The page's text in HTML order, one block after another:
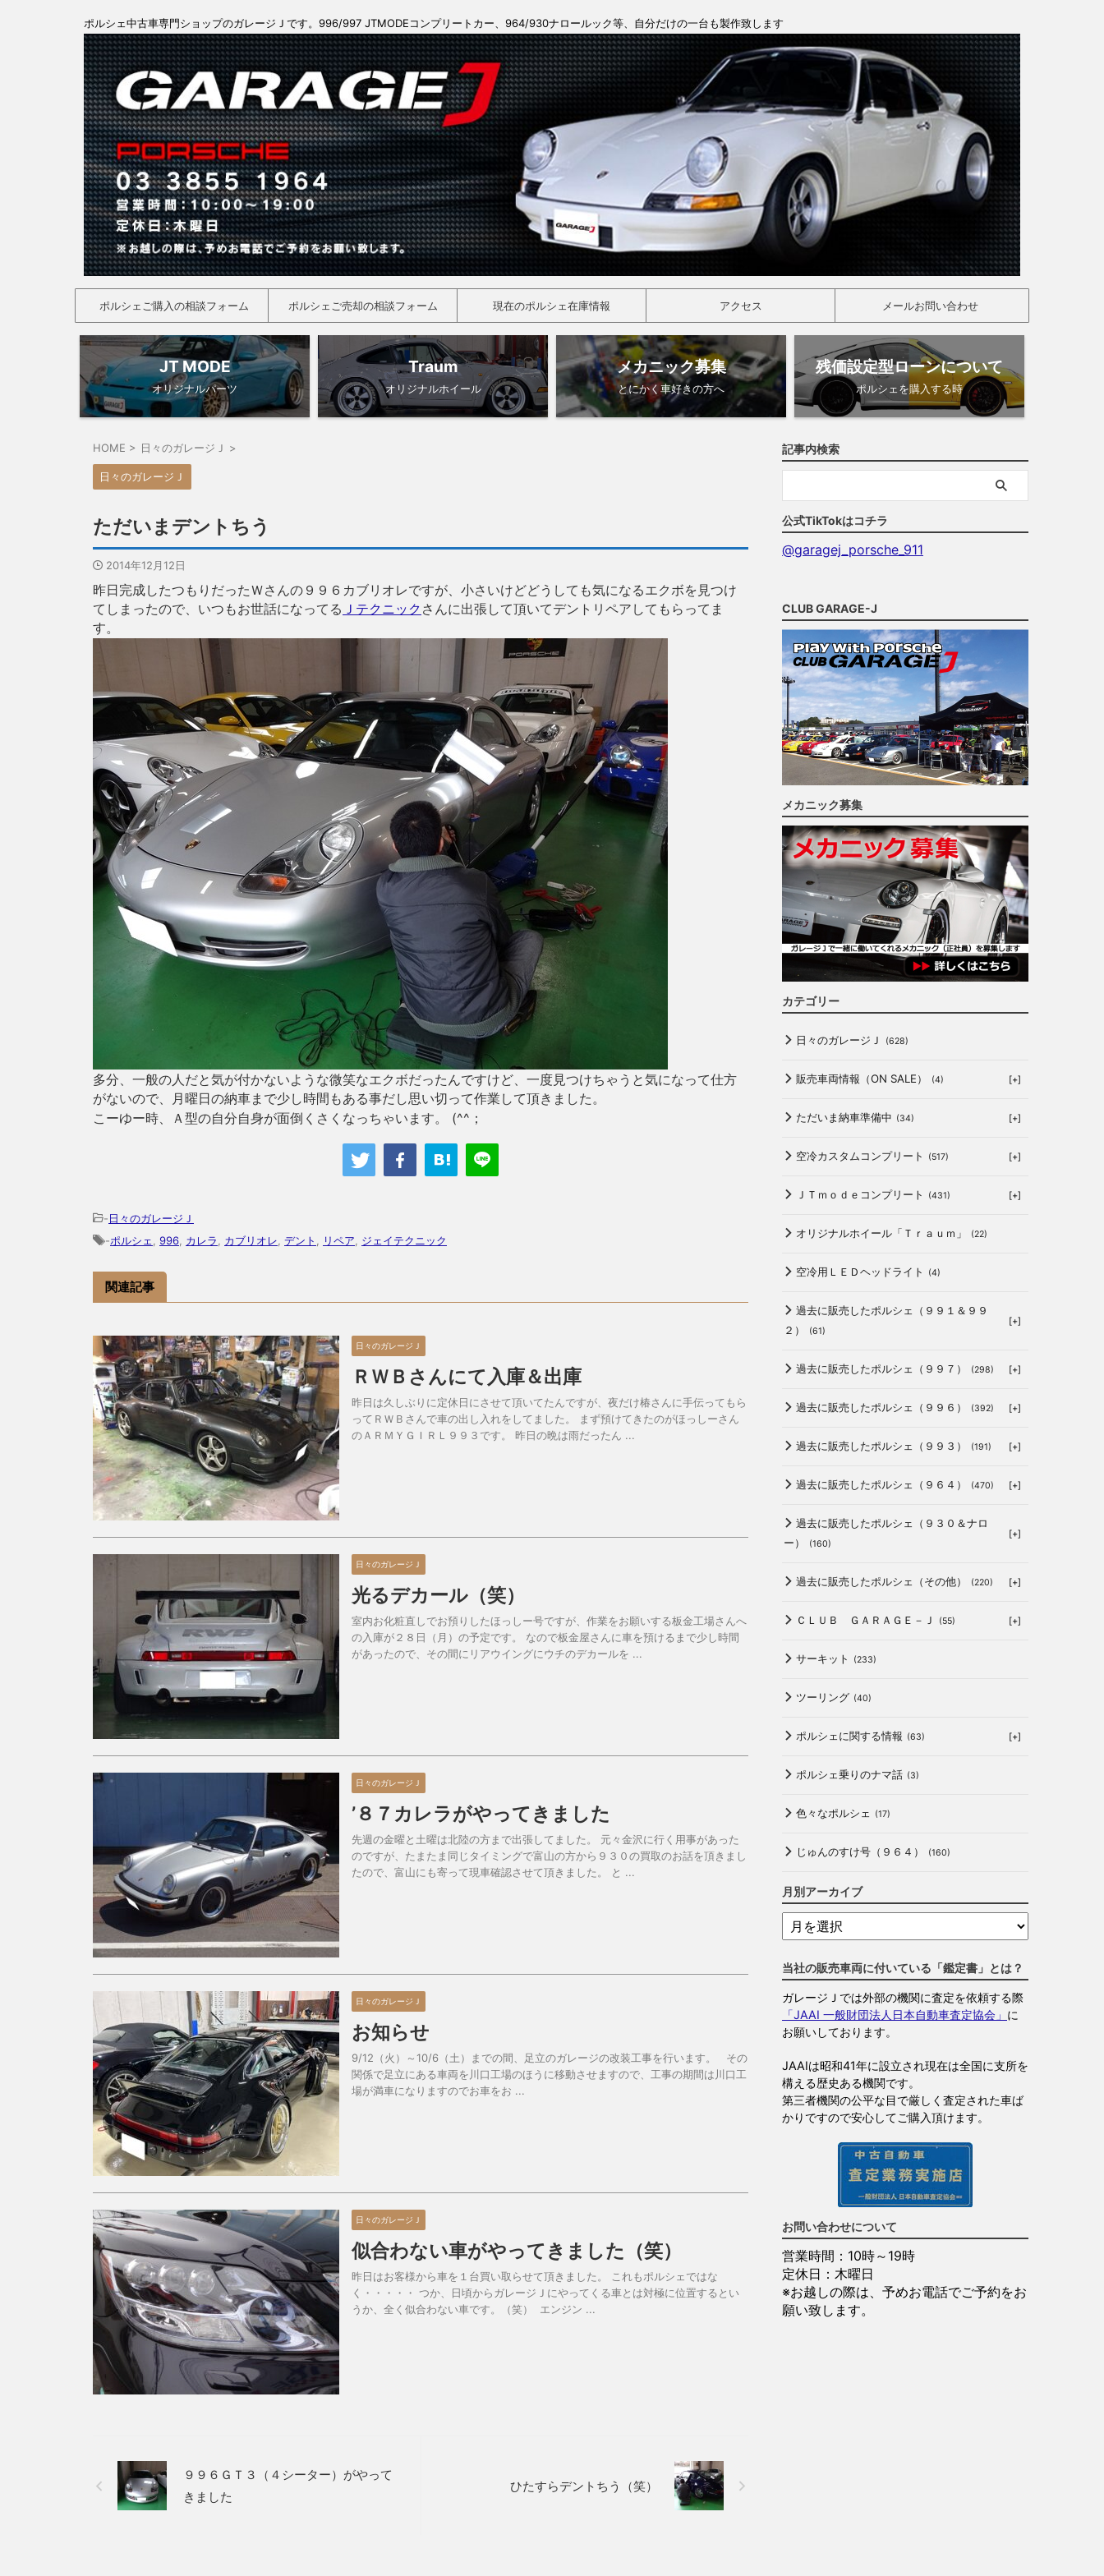
ポルシェ中古車専門ショップのガレージＪです。996/997 JTMODEコンプリートカー、964/930ナロールック等、自分だけの一台も製作致します
ポルシェご購入の相談フォーム ポルシェご売却の相談フォーム 現在のポルシェ在庫情報 アクセス メールお問い合わせ
JT MODE
オリジナルパーツ
Traum
オリジナルホイール
メカニック募集
とにかく車好きの方へ
残価設定型ローンについて
ポルシェを購入する時
HOME > 日々のガレージＪ >
日々のガレージＪ
ただいまデントちう
2014年12月12日
昨日完成したつもりだったＷさんの９９６カブリオレですが、小さいけどどうしても気になるエクボを見つけ
てしまったので、いつもお世話になってる Ｊテクニック さんに出張して頂いてデントリペアしてもらってま
す。
多分、一般の人だと気が付かないような微笑なエクボだったんですけど、一度見つけちゃうと気になって仕方
がないので、月曜日の納車まで少し時間もある事だし思い切って作業して頂きました。
こーゆー時、Ａ型の自分自身が面倒くさくなっちゃいます。 (^^；
-日々のガレージＪ
-ポルシェ, 996, カレラ, カブリオレ, デント , リペア, ジェイテクニック
関連記事
日々のガレージＪ
ＲＷＢさんにて入庫＆出庫
昨日は久しぶりに定休日にさせて頂いてたんですが、夜だけ椿さんに手伝ってもら
ってＲＷＢさんで車の出し入れをしてました。 まず預けてきたのがほっしーさん
のＡＲＭＹＧＩＲＬ９９３です。 昨日の晩は雨だったん ...
日々のガレージＪ
光るデカール（笑）
室内お化粧直しでお預りしたほっしー号ですが、作業をお願いする板金工場さんへ
の入庫が２８日（月）の予定です。 なので板金屋さんに車を預けるまで少し時間
があったので、その間にリアウイングにウチのデカールを ...
日々のガレージＪ
’８７カレラがやってきました
先週の金曜と土曜は北陸の方まで出張してました。 元々金沢に行く用事があった
のですが、たまたま同じタイミングで富山の方から９３０の買取のお話を頂きまし
たので、富山にも寄って現車確認させて頂きました。 と ...
日々のガレージＪ
お知らせ
9/12（火）～10/6（土）までの間、足立のガレージの改装工事を行います。 その
関係で足立にある車両を川口工場のほうに移動させますので、工事の期間は川口工
場が満車になりますのでお車をお ...
日々のガレージＪ
似合わない車がやってきました（笑）
昨日はお客様から車を１台買い取らせて頂きました。 これもポルシェではな
く・・・・・ つか、日頃からガレージＪにやってくる車とは対極に位置するとい
うか、全く似合わない車です。（笑） エンジン ...
９９６ＧＴ３（４シーター）がやって
きました
ひたすらデントちう（笑）
記事内検索
公式TikTokはコチラ
@garagej_porsche_911
CLUB GARAGE-J
メカニック募集
カテゴリー
日々のガレージＪ (628)
販売車両情報（ON SALE） (4) [+]
ただいま納車準備中 (34) [+]
空冷カスタムコンプリート (517) [+]
ＪＴｍｏｄｅコンプリート (431) [+]
オリジナルホイール「Ｔｒａｕｍ」 (22)
空冷用ＬＥＤヘッドライト (4)
過去に販売したポルシェ（９９１＆９９
２）
(61)
[+]
過去に販売したポルシェ（９９７） (298) [+]
過去に販売したポルシェ（９９６） (392) [+]
過去に販売したポルシェ（９９３） (191) [+]
過去に販売したポルシェ（９６４） (470) [+]
過去に販売したポルシェ（９３０＆ナロ
ー）
(160)
[+]
過去に販売したポルシェ（その他） (220) [+]
ＣＬＵＢ ＧＡＲＡＧＥ－Ｊ (55) [+]
サーキット (233)
ツーリング (40)
ポルシェに関する情報 (63) [+]
ポルシェ乗りのナマ話 (3)
色々なポルシェ (17)
じゅんのすけ号（９６４） (160)
月別アーカイブ
当社の販売車両に付いている「鑑定書」とは？
ガレージＪでは外部の機関に査定を依頼する際
「JAAI 一般財団法人日本自動車査定協会」 に
お願いしております。
JAAIは昭和41年に設立され現在は全国に支所を
構える歴史ある機関です。
第三者機関の公平な目で厳しく査定された車ば
かりですので安心してご購入頂けます。
お問い合わせについて
営業時間：10時～19時
定休日：木曜日
※お越しの際は、予めお電話でご予約をお
願い致します。